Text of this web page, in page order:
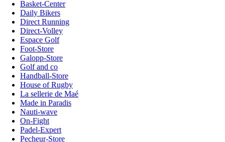
Basket-Center
Daily Bikers
Direct Running
Direct-Volley
Espace Golf
Foot-Store
Galopp-Store
Golf and co
Handball-Store
House of Rugby
La sellerie de Maé
Made in Paradis
Nauti-wave
On-Fight
Padel-Expert
Pecheur-Store